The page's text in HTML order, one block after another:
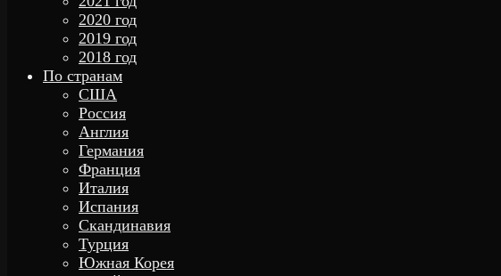
2020 год
2019 год
2018 год
По странам
США
Россия
Англия
Германия
Франция
Италия
Испания
Скандинавия
Турция
Южная Корея